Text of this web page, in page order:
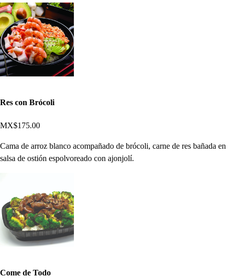
Res con Brócoli
MX$175.00
Cama de arroz blanco acompañado de brócoli, carne de res bañada en
salsa de ostión espolvoreado con ajonjolí.
Come de Todo